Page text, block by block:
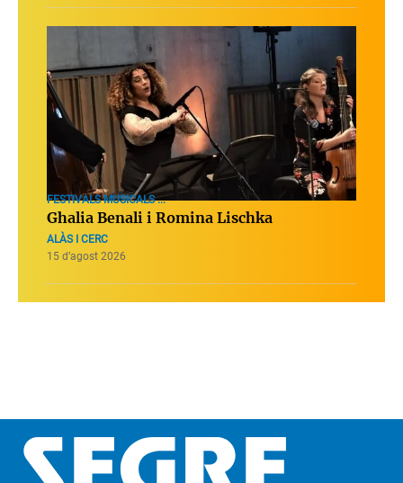
FESTIVALS MUSICALS ...
Ghalia Benali i Romina Lischka
ALÀS I CERC
15 d’agost 2026